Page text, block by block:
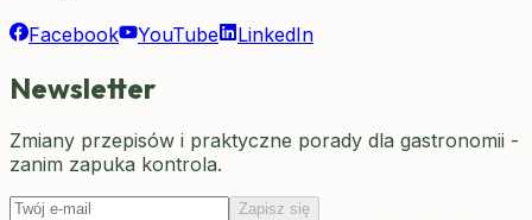
Facebook YouTube LinkedIn
Newsletter
Zmiany przepisów i praktyczne porady dla gastronomii -
zanim zapuka kontrola.
Zapisz się